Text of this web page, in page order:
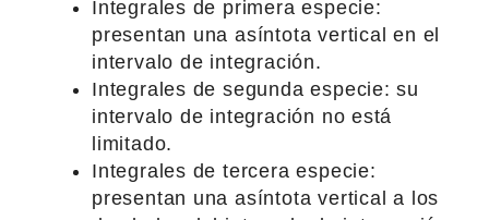
Integrales de primera especie:
presentan una asíntota vertical en el
intervalo de integración.
Integrales de segunda especie: su
intervalo de integración no está
limitado.
Integrales de tercera especie:
presentan una asíntota vertical a los